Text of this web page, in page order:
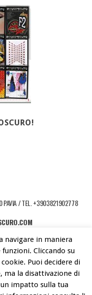
PAVIA / TEL. +3903821902778
BY LIBEREMENTI - IDEE PER
navigare in maniera
Cliccando su
Puoi decidere di
ma la disattivazione di
impatto sulla tua